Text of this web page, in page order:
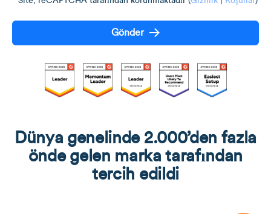
Gönder
Dünya genelinde 2.000’den fazla
önde gelen marka tarafından
tercih edildi